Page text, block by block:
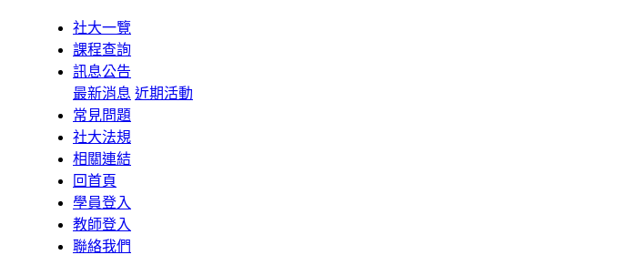
社大一覽
課程查詢
訊息公告
最新消息 近期活動
常見問題
社大法規
相關連結
回首頁
學員登入
教師登入
聯絡我們